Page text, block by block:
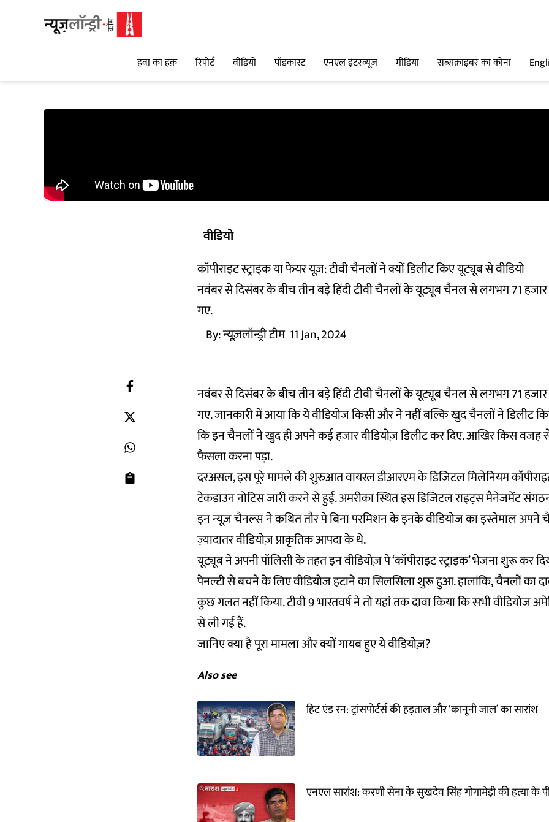
हवा का हक़ रिपोर्ट वीडियो पॉडकास्ट एनएल इंटरव्यूज मीडिया सब्सक्राइबर का कोना
वीडियो
कॉपीराइट स्ट्राइक या फेयर यूज़: टीवी चैनलों ने क्यों डिलीट किए यूट्यूब से वीडियो
नवंबर से दिसंबर के बीच तीन बड़े हिंदी टीवी चैनलों के यूट्यूब चैनल से लगभग 71 हजार
गए.
By:न्यूज़लॉन्ड्री टीम 11 Jan, 2024
नवंबर से दिसंबर के बीच तीन बड़े हिंदी टीवी चैनलों के यूट्यूब चैनल से लगभग 71 हजार
गए. जानकारी में आया कि ये वीडियोज किसी और ने नहीं बल्कि खुद चैनलों ने डिलीट
कि इन चैनलों ने खुद ही अपने कई हजार वीडियोज़ डिलीट कर दिए. आखिर किस वजह
फैसला करना पड़ा.
दरअसल, इस पूरे मामले की शुरुआत वायरल डीआरएम के डिजिटल मिलेनियम
टेकडाउन नोटिस जारी करने से हुई. अमरीका स्थित इस डिजिटल राइट्स मैनेजमेंट
इन न्यूज़ चैनल्स ने कथित तौर पे बिना परमिशन के इनके वीडियोज का इस्तेमाल अपने
ज़्यादातर वीडियोज़ प्राकृतिक आपदा के थे.
यूट्यूब ने अपनी पॉलिसी के तहत इन वीडियोज़ पे ‘कॉपीराइट स्ट्राइक’ भेजना शुरू कर
पेनल्टी से बचने के लिए वीडियोज हटाने का सिलसिला शुरू हुआ. हालांकि, चैनलों का
कुछ गलत नहीं किया. टीवी 9 भारतवर्ष ने तो यहां तक दावा किया कि सभी वीडियोज
से ली गई हैं.
जानिए क्या है पूरा मामला और क्यों गायब हुए ये वीडियोज़?
Also see
हिट एंड रन: ट्रांसपोर्टर्स की हड़ताल और ‘कानूनी जाल’ का सारांश
एनएल सारांश: करणी सेना के सुखदेव सिंह गोगामेड़ी की हत्या के